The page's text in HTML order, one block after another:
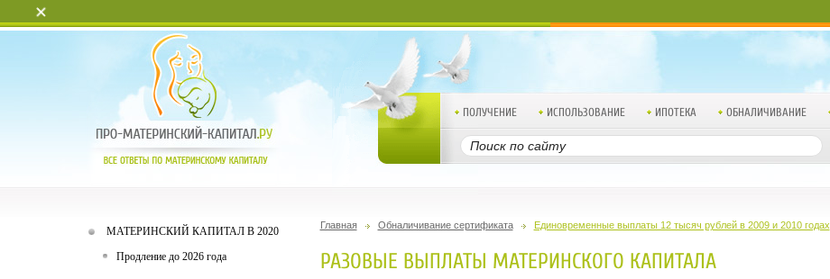
ПОЛУЧЕНИЕ ИСПОЛЬЗОВАНИЕ ИПОТЕКА ОБНАЛИЧИВАНИЕ
МАТЕРИНСКИЙ КАПИТАЛ В 2020
Продление до 2026 года
Главная Обналичивание сертификата Единовременные выплаты 12 тысяч рублей в 2009 и 2010 годах
РАЗОВЫЕ ВЫПЛАТЫ МАТЕРИНСКОГО КАПИТАЛА
+